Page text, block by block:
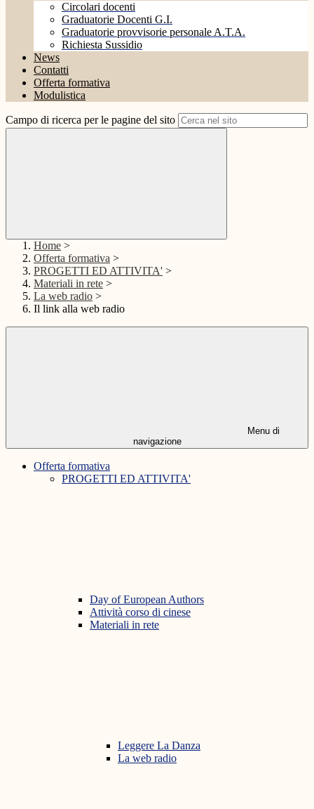
Circolari docenti
Graduatorie Docenti G.I.
Graduatorie provvisorie personale A.T.A.
Richiesta Sussidio
News
Contatti
Offerta formativa
Modulistica
Campo di ricerca per le pagine del sito
Home >
Offerta formativa >
PROGETTI ED ATTIVITA' >
Materiali in rete >
La web radio >
Il link alla web radio
Menu di
navigazione
Offerta formativa
PROGETTI ED ATTIVITA'
Day of European Authors
Attività corso di cinese
Materiali in rete
Leggere La Danza
La web radio